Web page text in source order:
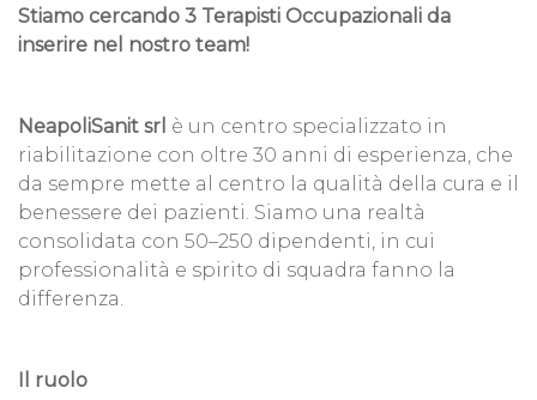
Stiamo cercando 3 Terapisti Occupazionali da
inserire nel nostro team!
NeapoliSanit srl è un centro specializzato in
riabilitazione con oltre 30 anni di esperienza, che
da sempre mette al centro la qualità della cura e il
benessere dei pazienti. Siamo una realtà
consolidata con 50–250 dipendenti, in cui
professionalità e spirito di squadra fanno la
differenza.
Il ruolo